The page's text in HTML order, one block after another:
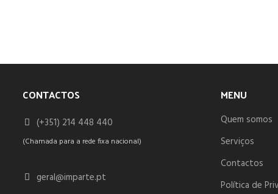
CONTACTOS
(+351) 214 448 440
(Chamada para a rede fixa nacional)
geral@imparte.pt
MENU
Quem somos
Serviços
Contactos
Política de